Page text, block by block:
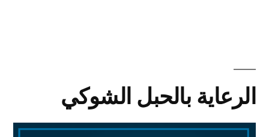
الرعاية بالحبل الشوكي